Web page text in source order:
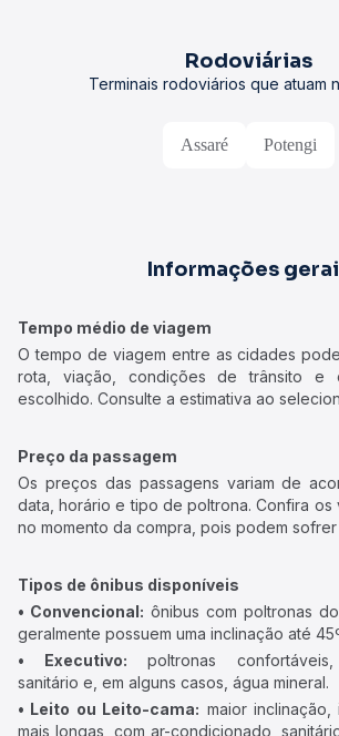
Rodoviárias
Terminais rodoviários que atuam
Assaré Potengi
Informações
Tempo médio de viagem
O tempo de viagem entre as cidades
rota, viação, condições de trânsito
escolhido. Consulte a estimativa ao
Preço da passagem
Os preços das passagens variam de
data, horário e tipo de poltrona. Confira os
no momento da compra, pois podem
Tipos de ônibus disponíveis
• Convencional: ônibus com poltronas
geralmente possuem uma inclinação até
• Executivo: poltronas confortáveis,
sanitário e, em alguns casos, água mineral.
• Leito ou Leito-cama: maior
mais longas, com ar-condicionado,